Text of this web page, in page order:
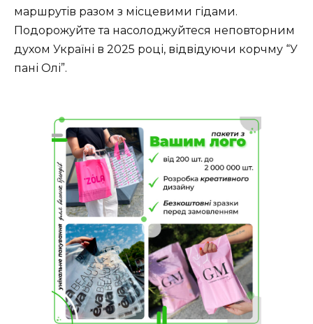
маршрутів разом з місцевими гідами.
Подорожуйте та насолоджуйтеся неповторним
духом Україні в 2025 році, відвідуючи корчму “У
пані Олі”.